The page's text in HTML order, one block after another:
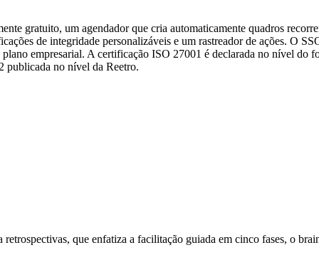
gratuito, um agendador que cria automaticamente quadros
de integridade personalizáveis e um rastreador de ações. O
empresarial. A certificação ISO 27001 é declarada no nível do
publicada no nível da Reetro.
que enfatiza a facilitação guiada em cinco fases, o